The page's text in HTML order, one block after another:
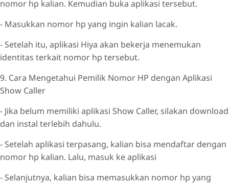
nomor hp kalian. Kemudian buka aplikasi tersebut.
- Masukkan nomor hp yang ingin kalian lacak.
- Setelah itu, aplikasi Hiya akan bekerja menemukan
identitas terkait nomor hp tersebut.
9. Cara Mengetahui Pemilik Nomor HP dengan Aplikasi
Show Caller
- Jika belum memiliki aplikasi Show Caller, silakan download
dan instal terlebih dahulu.
- Setelah aplikasi terpasang, kalian bisa mendaftar dengan
nomor hp kalian. Lalu, masuk ke aplikasi
- Selanjutnya, kalian bisa memasukkan nomor hp yang